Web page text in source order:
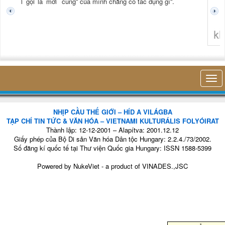
NHỊP CẦU THẾ GIỚI – HÍD A VILÁGBA
TẠP CHÍ TIN TỨC & VĂN HÓA – VIETNAMI KULTURÁLIS FOLYÓIRAT
Thành lập: 12-12-2001 – Alapítva: 2001.12.12
Giấy phép của Bộ Di sản Văn hóa Dân tộc Hungary: 2.2.4./73/2002.
Số đăng kí quốc tế tại Thư viện Quốc gia Hungary: ISSN 1588-5399
Powered by NukeViet - a product of VINADES.,JSC